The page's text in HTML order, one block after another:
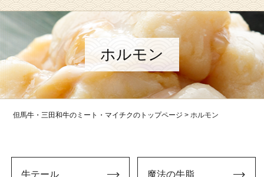
ホルモン
但馬牛・三田和牛のミート・マイチクのトップページ ホルモン
牛テール 魔法の牛脂